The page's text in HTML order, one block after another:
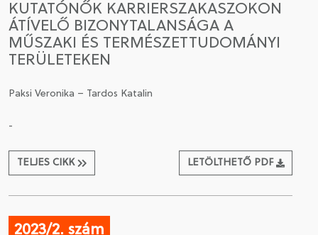
KUTATÓNŐK KARRIERSZAKASZOKON
ÁTÍVELŐ BIZONYTALANSÁGA A
MŰSZAKI ÉS TERMÉSZETTUDOMÁNYI
TERÜLETEKEN
Paksi Veronika – Tardos Katalin
-
TELJES CIKK LETÖLTHETŐ PDF
2023/2. szám